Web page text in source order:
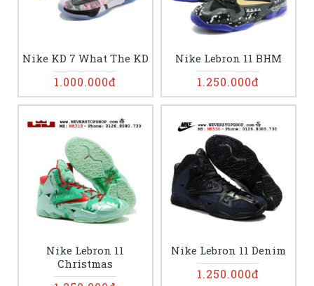
Nike KD 7 What The KD
1.000.000đ
Nike Lebron 11 BHM
1.250.000đ
Nike Lebron 11
Christmas
Nike Lebron 11 Denim
1.250.000đ